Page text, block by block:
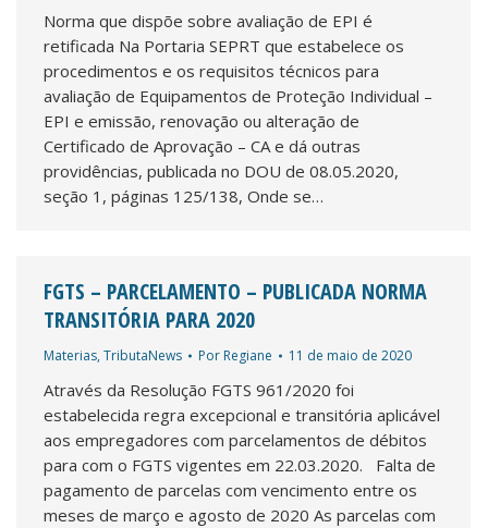
Norma que dispõe sobre avaliação de EPI é
retificada Na Portaria SEPRT que estabelece os
procedimentos e os requisitos técnicos para
avaliação de Equipamentos de Proteção Individual –
EPI e emissão, renovação ou alteração de
Certificado de Aprovação – CA e dá outras
providências, publicada no DOU de 08.05.2020,
seção 1, páginas 125/138, Onde se…
FGTS – PARCELAMENTO – PUBLICADA NORMA
TRANSITÓRIA PARA 2020
Materias,TributaNews Por Regiane 11 de maio de 2020
Através da Resolução FGTS 961/2020 foi
estabelecida regra excepcional e transitória aplicável
aos empregadores com parcelamentos de débitos
para com o FGTS vigentes em 22.03.2020. Falta de
pagamento de parcelas com vencimento entre os
meses de março e agosto de 2020 As parcelas com